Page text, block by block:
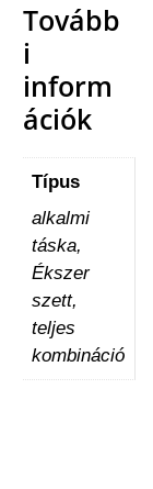
Tovább
i
inform
ációk
Típus
alkalmi
táska,
Ékszer
szett,
teljes
kombináció